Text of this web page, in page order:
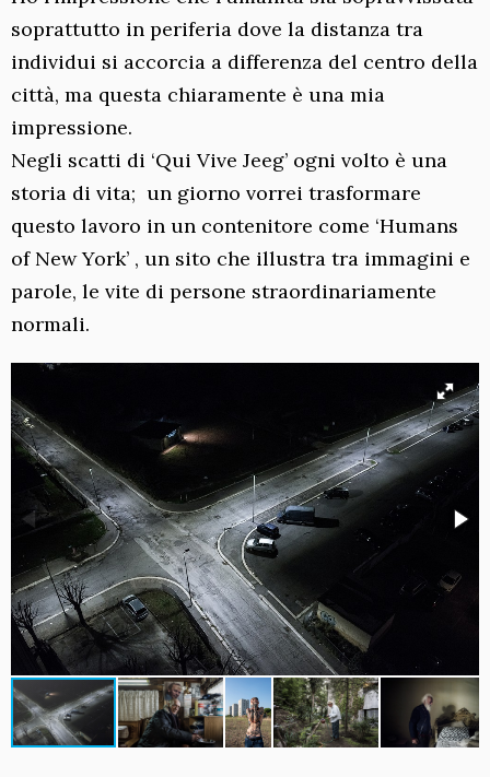
soprattutto in periferia dove la distanza tra
individui si accorcia a differenza del centro della
città, ma questa chiaramente è una mia
impressione.
Negli scatti di ‘Qui Vive Jeeg’ ogni volto è una
storia di vita; un giorno vorrei trasformare
questo lavoro in un contenitore come ‘Humans
of New York’ , un sito che illustra tra immagini e
parole, le vite di persone straordinariamente
normali.